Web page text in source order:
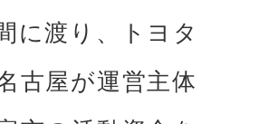
に渡り、トヨタ
古屋が運営主体